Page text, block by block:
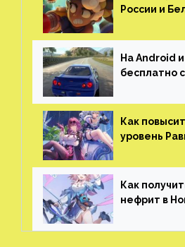
России и
На Android
бесплатно
который
Skyrim и
Как
уровень
Как
нефрит в